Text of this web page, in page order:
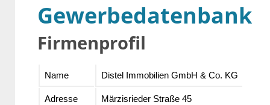
Gewerbedatenbank
Firmenprofil
Name Distel Immobilien GmbH & Co. KG
Adresse Märzisrieder Straße 45